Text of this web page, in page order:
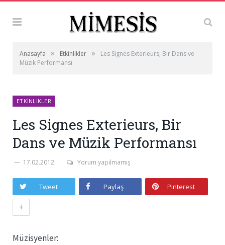
Anasayfa » Etkinlikler »
Les Signes Exterieurs, Bir Dans ve
Müzik Performansı
ETKINLIKLER
Les Signes Exterieurs, Bir
Dans ve Müzik Performansı
17.02.2012 Yorum yapılmamış
Tweet Paylaş Pinterest
+
Müzisyenler: